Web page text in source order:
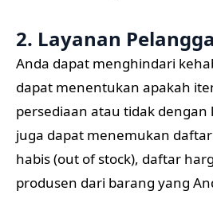
2. Layanan
Anda dapat menghindari
dapat menentukan apakah
persediaan atau tidak dengan
juga dapat menemukan
habis (out of stock), daftar
produsen dari barang yang